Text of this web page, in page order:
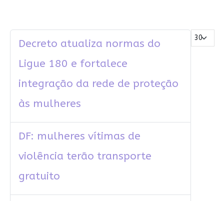
Mostrar #
Decreto atualiza normas do
Ligue 180 e fortalece
integração da rede de proteção
às mulheres
DF: mulheres vítimas de
violência terão transporte
gratuito